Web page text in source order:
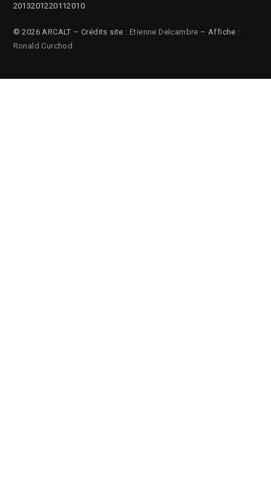
2013201220112010
© 2026 ARCALT – Crédits site : Etienne Delcambre – Affiche :
Ronald Curchod